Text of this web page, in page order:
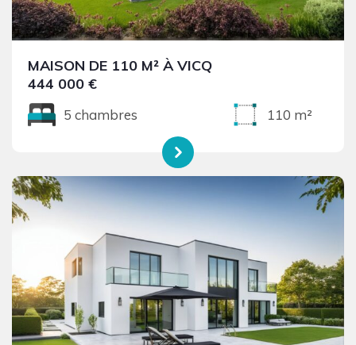
MAISON DE 110 M² À VICQ
444 000 €
5 chambres 110 m²